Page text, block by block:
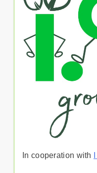
In cooperation with